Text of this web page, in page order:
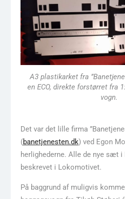
A3 plastikarket fra
en ECO, direkte forstørret fra
vogn.
Det var det lille firma
(banetjenesten.dk) ved Egon
herlighederne. Alle de nye sæt i
beskrevet i Lokomotivet.
På baggrund af muligvis